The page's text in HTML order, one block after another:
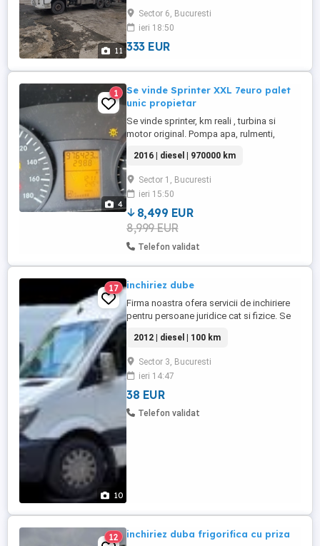
11
macara.hale.containere.materiale de
construcții etc program 24 24.deplasari pe
teritoriul României..prețul este
negociabil.se emite factura.asigurare ...
Sector 6, Bucuresti
ieri 18:50
333 EUR
4
1
Se vinde Sprinter XXL 7euro palet
unic propietar
Se vinde sprinter, km reali , turbina si
motor original. Pompa apa, rulmenti,
radiator,EGR, FAP schimbate, a facut doar
extern, rar a depasit 130km h, exceptii
1100kg incarcatura. Mici lucrari de facut.
Nu samsari ,nu bagatori de seama. Astept
oferte. 7 euro palet
2016 | diesel | 970000 km
Sector 1, Bucuresti
ieri 15:50
8,499 EUR
8,999 EUR
Telefon validat
10
17 inchiriez dube
Firma noastra ofera servicii de inchiriere
pentru persoane juridice cat si fizice. Se
Romaniei. Toate taxele incluse, asigurare,
rovinieta, asigurare casco, factura, bon
fiscal, Se conduc cu categoria B. Mercede
Sprinter cu prelata. Mercedes sprinter cu
lift. Renault ...
2012 | diesel | 100 km
Sector 3, Bucuresti
ieri 14:47
38 EUR
Telefon validat
12 inchiriez duba frigorifica cu priza